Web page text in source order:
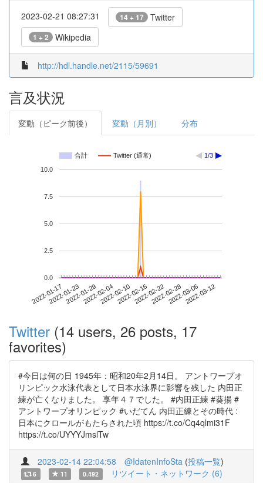
2023-02-21 08:27:31 14 + 17 Twitter
1 + 2 Wikipedia
http://hdl.handle.net/2115/59691
言及状況
変動（ピーク前後） 変動（月別） 分布
合計 Twitter (通常) 1/3
2022-01-172022-01-232022-01-292022-02-042022-02-102022-02-162022-02-222022-02-282022-03-062022-03-12
0.0
2.5
5.0
7.5
10.0
Twitter (14 users, 26 posts, 17
favorites)
#今日は何の日 1945年：昭和20年2月14日。 アントワープオ
リンピック水泳代表として日本水泳界に影響を残した 内田正
練が亡くなりました。 享年４７でした。 #内田正練 #葵揚 #
アントワープオリンピック #いだてん 内田正練とその時代 :
日本にクロールがもたらされた頃 https://t.co/Cq4qlmi31F
https://t.co/UYYYJmslTw
2023-02-14 22:04:58 @IdatenInfoSta (投稿一覧)
6 11 0.492 リツイート・ネットワーク (6)